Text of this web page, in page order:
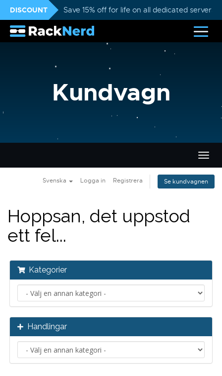
DISCOUNT Save 15% off for life on all dedicated servers
Kundvagn
Växla
Svenska Logga in Registrera Se kundvagnen
Hoppsan, det uppstod
ett fel...
Kategorier
Handlingar